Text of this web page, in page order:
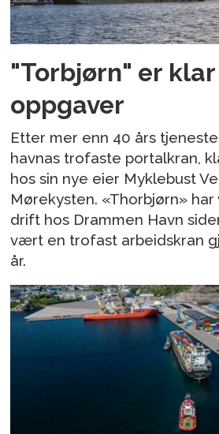
"Torbjørn" er
oppgaver
Etter mer enn 40 års
havnas trofaste portalkran,
hos sin nye eier Myklebust
Mørekysten. «Thorbjørn»
drift hos Drammen Havn
vært en trofast arbeidskran
år.